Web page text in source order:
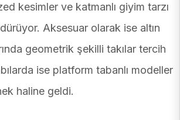
kesimler ve katmanlı giyim tarzı
Aksesuar olarak ise altın
geometrik şekilli takılar tercih
ise platform tabanlı modeller
haline geldi.